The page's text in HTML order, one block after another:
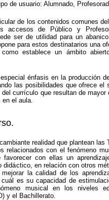
de usuario: Alumnado,
de los contenidos comunes
accesos de Público y
ser de utilidad para un
para estos destinatarios una
establece un ámbito
énfasis en la producción
las posibilidades que ofrece el
currículo que resultan de mayor
en el aula.
realidad que plantean las
relacionados con el fenómeno
con ellas un
didáctico, en relación con otros
la calidad de los
es su capacidad de
musical en los niveles
y el Bachillerato.